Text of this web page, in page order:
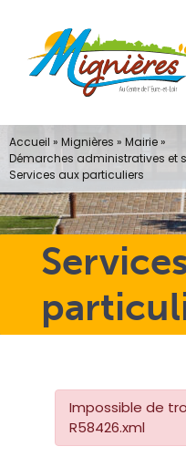
contenu
Accueil » Mignières » Mairie»
Démarches administratives et
Services aux particuliers
Impossible de
R58426.xml